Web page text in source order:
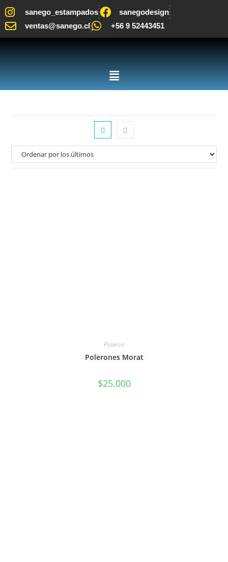
sanego_estampados
sanegodesign
ventas@sanego.cl
+56 9 52443451
Poleron
Polerones Morat
$25.000